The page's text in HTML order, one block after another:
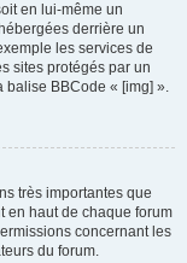
en lui-même un
derrière un
les services de
sites protégés par un
balise BBCode « [img] ».
très importantes que
en haut de chaque forum
concernant les
du forum.